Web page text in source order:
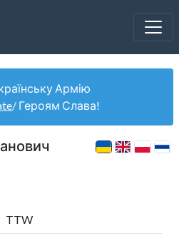
Армію
/ Героям Слава!
TTW